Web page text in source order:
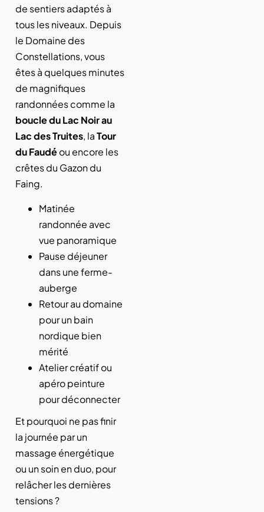
de sentiers adaptés à
tous les niveaux. Depuis
le Domaine des
Constellations, vous
êtes à quelques minutes
de magnifiques
randonnées comme la
boucle du Lac Noir au
Lac des Truites, laTour
du Faudéou encore les
crêtes du Gazon du
Faing.
Matinée
randonnée avec
vue panoramique
Pause déjeuner
dans une ferme-
auberge
Retour au domaine
pour un bain
nordique bien
mérité
Atelier créatif ou
apéro peinture
pour déconnecter
Et pourquoi ne pas finir
la journée par un
massage énergétique
ou un soin en duo, pour
relâcher les dernières
tensions ?